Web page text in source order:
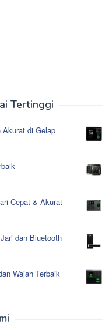
Tertinggi
Akurat di Gelap
Cepat & Akurat
dan Bluetooth
Wajah Terbaik